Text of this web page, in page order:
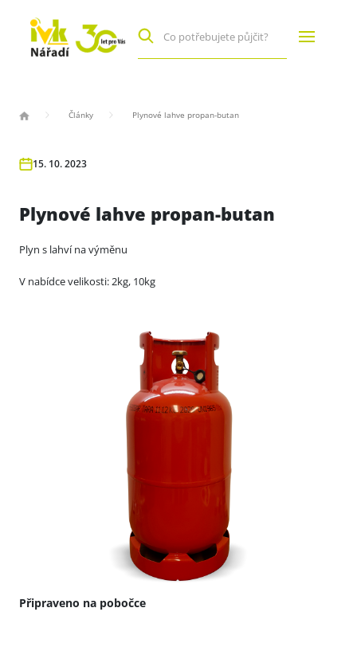
Články Plynové lahve propan-butan
15. 10. 2023
Plynové lahve propan-butan
Plyn s lahví na výměnu
V nabídce velikosti: 2kg, 10kg
Připraveno na pobočce